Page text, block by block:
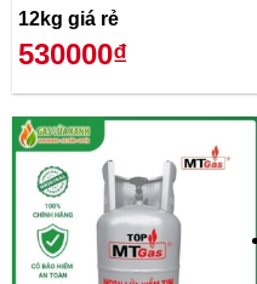
12kg giá rẻ
530000₫